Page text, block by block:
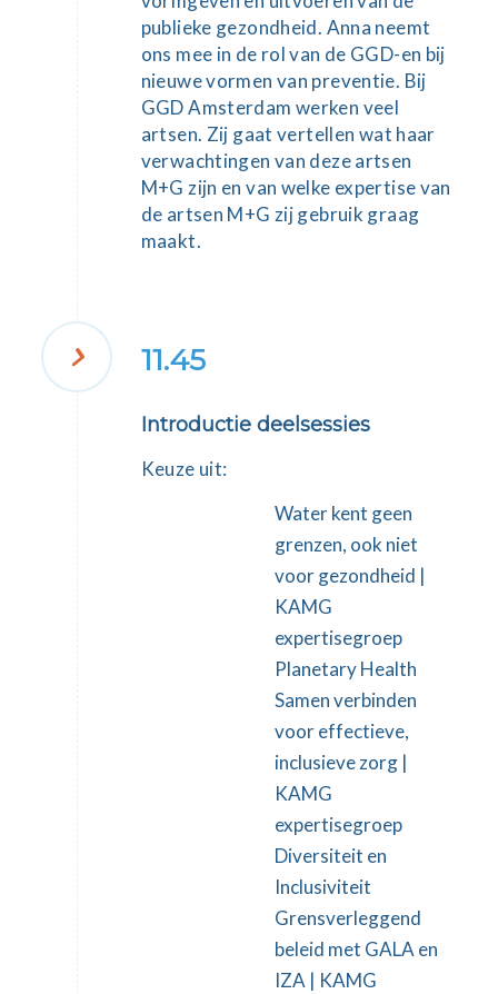
publieke gezondheid. Anna neemt
ons mee in de rol van de GGD-en bij
nieuwe vormen van preventie. Bij
GGD Amsterdam werken veel
artsen. Zij gaat vertellen wat haar
verwachtingen van deze artsen
M+G zijn en van welke expertise van
de artsen M+G zij gebruik graag
maakt.
11.45
Introductie deelsessies
Keuze uit:
Water kent geen
grenzen, ook niet
voor gezondheid |
KAMG
expertisegroep
Planetary Health
Samen verbinden
voor effectieve,
inclusieve zorg |
KAMG
expertisegroep
Diversiteit en
Inclusiviteit
Grensverleggend
beleid met GALA en
IZA | KAMG